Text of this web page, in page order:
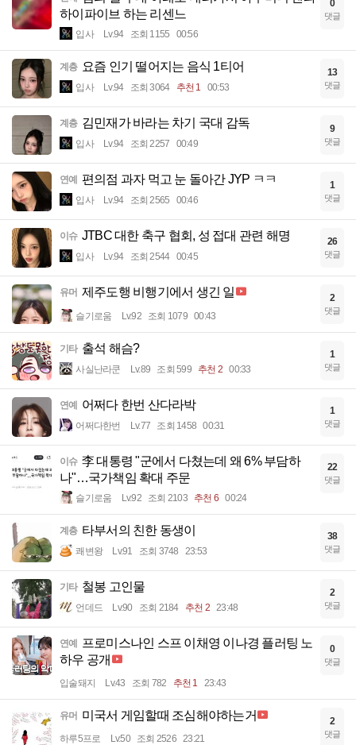
하이파이브 하는 리센느
입사 Lv.94 조회 1155 00:56
0
댓글
계층 요즘 인기 떨어지는 음식 1티어
입사 Lv.94 조회 3064 추천 1 00:53
13
댓글
계층 김민재가 바라는 차기 국대 감독
입사 Lv.94 조회 2257 00:49
9
댓글
연예 편의점 과자 먹고 눈 돌아간 JYP ㅋㅋ
입사 Lv.94 조회 2565 00:46
1
댓글
이슈 JTBC 대한 축구 협회, 성 접대 관련 해명
입사 Lv.94 조회 2544 00:45
26
댓글
유머 제주도행 비행기에서 생긴 일
슬기로움 Lv.92 조회 1079 00:43
2
댓글
기타 출석 해슴?
사실난라쿤 Lv.89 조회 599 추천 2 00:33
1
댓글
연예 어쩌다 한번 산다라박
어쩌다한번 Lv.77 조회 1458 00:31
1
댓글
이슈 李 대통령 "군에서 다쳤는데 왜 6% 부담하
나"…국가책임 확대 주문
슬기로움 Lv.92 조회 2103 추천 6 00:24
22
댓글
계층 타부서의 친한 동생이
쾌변왕 Lv.91 조회 3748 23:53
38
댓글
기타 철봉 고인물
언데드 Lv.90 조회 2184 추천 2 23:48
2
댓글
연예 프로미스나인 스프 이채영 이나경 플러팅 노
하우 공개
입술돼지 Lv.43 조회 782 추천 1 23:43
0
댓글
유머 미국서 게임할때 조심해야하는거
하루5프로 Lv.50 조회 2526 23:21
2
댓글